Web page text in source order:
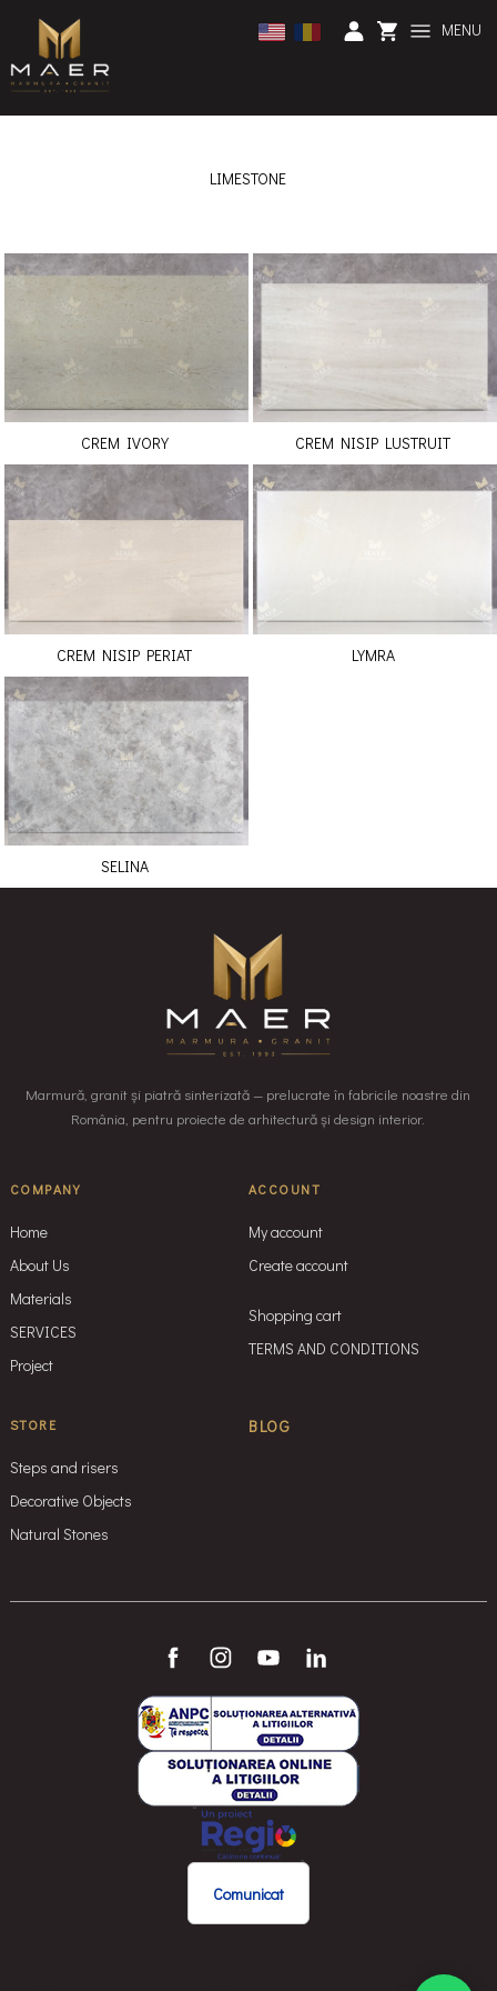
MENU
LIMESTONE
CREM IVORY CREM NISIP LUSTRUIT
CREM NISIP PERIAT LYMRA
SELINA
Marmură, granit și piatră sinterizată — prelucrate în fabricile noastre din
România, pentru proiecte de arhitectură și design interior.
COMPANY
Home
About Us
Materials
SERVICES
Project
ACCOUNT
My account
Create account
Shopping cart
TERMS AND CONDITIONS
STORE
Steps and risers
Decorative Objects
Natural Stones
BLOG
Comunicat